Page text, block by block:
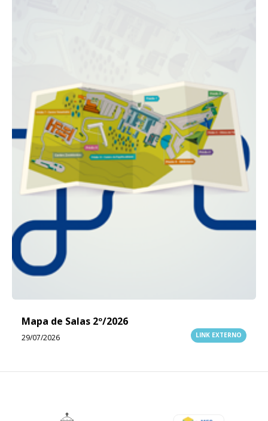
Mapa de Salas 2º/2026
29/07/2026 LINK EXTERNO